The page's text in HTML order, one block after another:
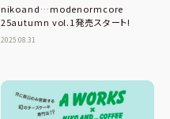
nikoand…modenormcore
25autumn vol.1発売スタート!
2025.08.31